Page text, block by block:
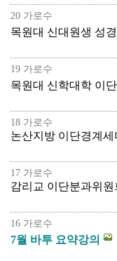
20 가로수
목원대 신대원생 성
19 가로수
목원대 신학대학 이
18 가로수
논산지방 이단경계세
17 가로수
감리교 이단분과위
16 가로수
7월 바투 요약강의